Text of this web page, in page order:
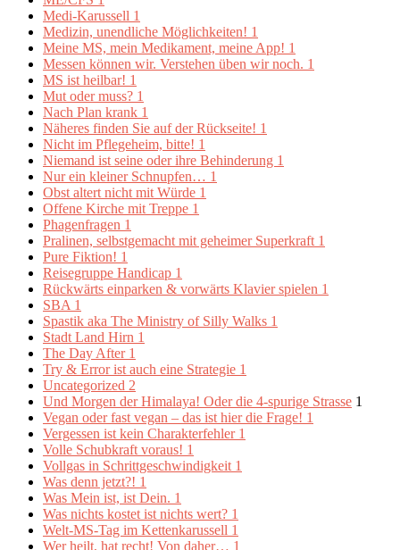
Medi-Karussell 1
Medizin, unendliche Möglichkeiten! 1
Meine MS, mein Medikament, meine App! 1
Messen können wir. Verstehen üben wir noch. 1
MS ist heilbar! 1
Mut oder muss? 1
Nach Plan krank 1
Näheres finden Sie auf der Rückseite! 1
Nicht im Pflegeheim, bitte! 1
Niemand ist seine oder ihre Behinderung 1
Nur ein kleiner Schnupfen… 1
Obst altert nicht mit Würde 1
Offene Kirche mit Treppe 1
Phagenfragen 1
Pralinen, selbstgemacht mit geheimer Superkraft 1
Pure Fiktion! 1
Reisegruppe Handicap 1
Rückwärts einparken & vorwärts Klavier spielen 1
SBA 1
Spastik aka The Ministry of Silly Walks 1
Stadt Land Hirn 1
The Day After 1
Try & Error ist auch eine Strategie 1
Uncategorized 2
Und Morgen der Himalaya! Oder die 4-spurige Strasse 1
Vegan oder fast vegan – das ist hier die Frage! 1
Vergessen ist kein Charakterfehler 1
Volle Schubkraft voraus! 1
Vollgas in Schrittgeschwindigkeit 1
Was denn jetzt?! 1
Was Mein ist, ist Dein. 1
Was nichts kostet ist nichts wert? 1
Welt-MS-Tag im Kettenkarussell 1
Wer heilt, hat recht! Von daher… 1